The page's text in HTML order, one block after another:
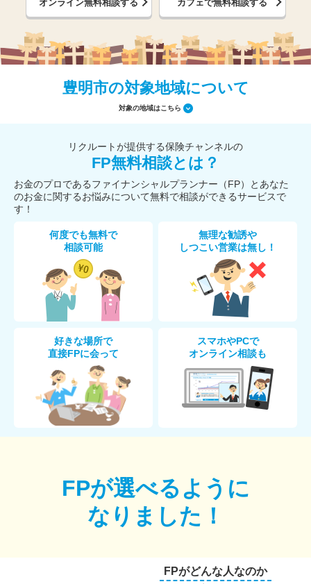
オンライン無料相談する カフェで無料相談する
豊明市の対象地域について
対象の地域はこちら
リクルートが提供する保険チャンネルの
FP無料相談とは？
お金のプロであるファイナンシャルプランナー（FP）とあなた
のお金に関するお悩みについて無料で相談ができるサービスで
す！
何度でも無料で
相談可能
無理な勧誘や
しつこい営業は無し！
好きな場所で
直接FPに会って
スマホやPCで
オンライン相談も
FPが選べるように
なりました！
FPがどんな人なのか